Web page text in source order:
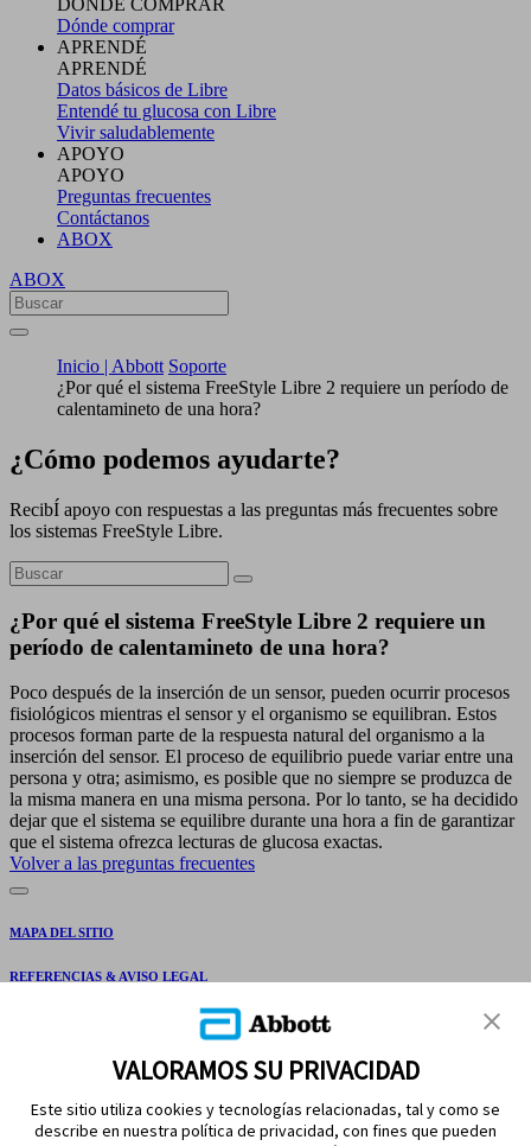
DÓNDE COMPRAR
Dónde comprar
APRENDÉ
APRENDÉ
Datos básicos de Libre
Entendé tu glucosa con Libre
Vivir saludablemente
APOYO
APOYO
Preguntas frecuentes
Contáctanos
ABOX
ABOX
Inicio | Abbott Soporte
¿Por qué el sistema FreeStyle Libre 2 requiere un período de
calentamineto de una hora?
¿Cómo podemos ayudarte?
RecibÍ apoyo con respuestas a las preguntas más frecuentes sobre
los sistemas FreeStyle Libre.
¿Por qué el sistema FreeStyle Libre 2 requiere un
período de calentamineto de una hora?
Poco después de la inserción de un sensor, pueden ocurrir procesos
fisiológicos mientras el sensor y el organismo se equilibran. Estos
procesos forman parte de la respuesta natural del organismo a la
inserción del sensor. El proceso de equilibrio puede variar entre una
persona y otra; asimismo, es posible que no siempre se produzca de
la misma manera en una misma persona. Por lo tanto, se ha decidido
dejar que el sistema se equilibre durante una hora a fin de garantizar
que el sistema ofrezca lecturas de glucosa exactas.
Volver a las preguntas frecuentes
MAPA DEL SITIO
REFERENCIAS & AVISO LEGAL
VALORAMOS SU PRIVACIDAD
Este sitio utiliza cookies y tecnologías relacionadas, tal y como se
describe en nuestra política de privacidad, con fines que pueden